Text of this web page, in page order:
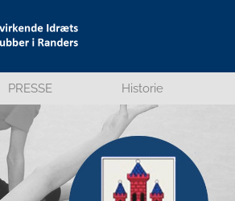
PRESSE Historie